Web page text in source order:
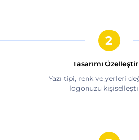
Tasarımı
Yazı tipi, renk ve yerleri
logonuzu